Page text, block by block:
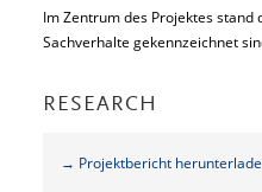
Im Zentrum des Projektes stand
Sachverhalte gekennzeichnet
RESEARCH
→ Projektbericht